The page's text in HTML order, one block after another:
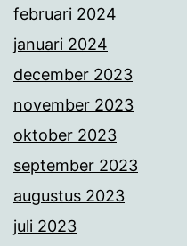
februari 2024
januari 2024
december 2023
november 2023
oktober 2023
september 2023
augustus 2023
juli 2023